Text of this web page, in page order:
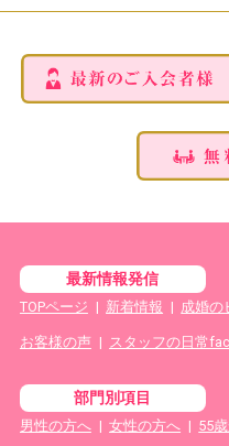
最新情報発信
TOPページ | 新着情報 | 成婚の
お客様の声| スタッフの日常
部門別項目
男性の方へ| 女性の方へ | 55